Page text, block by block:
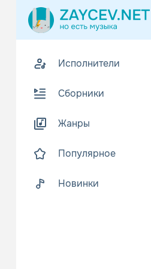
Исполнители
Сборники
Жанры
Популярное
Новинки